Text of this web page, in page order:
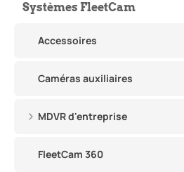
Systèmes FleetCam
Accessoires
Caméras auxiliaires
MDVR d'entreprise
FleetCam 360